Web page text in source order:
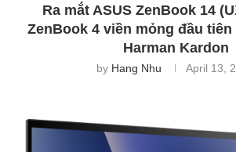
Ra mắt ASUS ZenBook 14
ZenBook 4 viền mỏng đầu
Harman Kardon
by Hang Nhu April 13,